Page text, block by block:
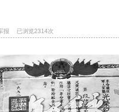
报 已浏览2314次